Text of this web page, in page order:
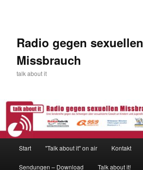
Radio gegen sexuellen
Missbrauch
talk about it
Start "Talk about it" on air Kontakt
Sendungen – Download Talk about it!